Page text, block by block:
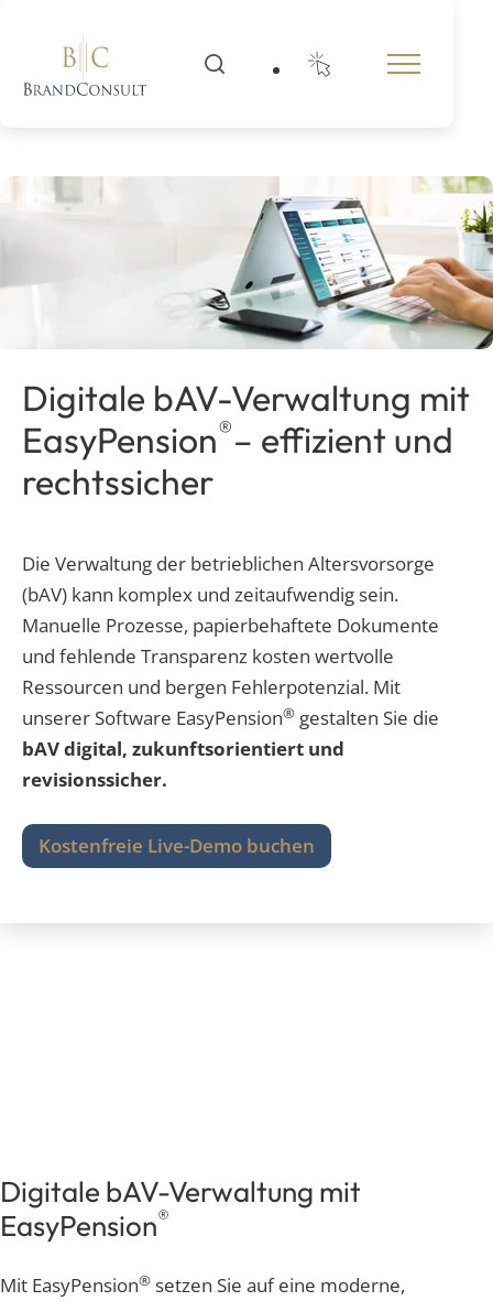
Digitale bAV-Verwaltung mit
EasyPension®– effizient und
rechtssicher
Die Verwaltung der betrieblichen Altersvorsorge
(bAV) kann komplex und zeitaufwendig sein.
Manuelle Prozesse, papierbehaftete Dokumente
und fehlende Transparenz kosten wertvolle
Ressourcen und bergen Fehlerpotenzial. Mit
unserer Software EasyPension® gestalten Sie die
bAV digital, zukunftsorientiert und
revisionssicher.
Kostenfreie Live-Demo buchen
Digitale bAV-Verwaltung mit
EasyPension®
Mit EasyPension® setzen Sie auf eine moderne,